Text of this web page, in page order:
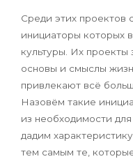
Среди этих проектов
инициаторы которых
культуры. Их проекты
основы и смыслы
привлекают всё
Назовём такие
из необходимости
дадим
тем самым те,